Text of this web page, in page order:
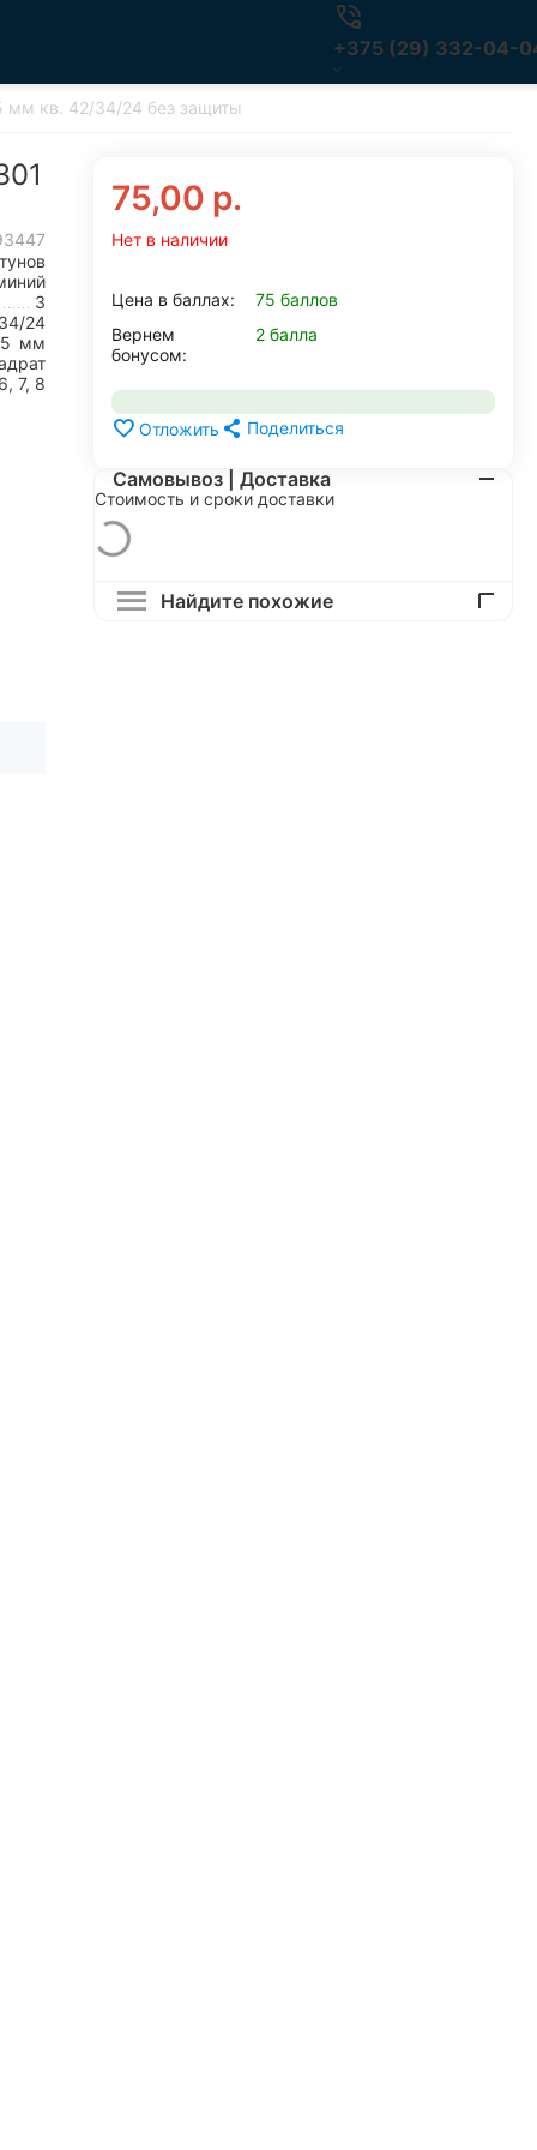
+375 (29) 332-04-
мм кв. 42/34/24 без защиты
3
24
мм
6, 7, 8
75,00 р.
Нет в наличии
Цена в баллах:
75 баллов
Вернем
бонусом:
2 балла
Отложить Поделиться
Самовывоз | Доставка
Стоимость и сроки доставки
Найдите похожие